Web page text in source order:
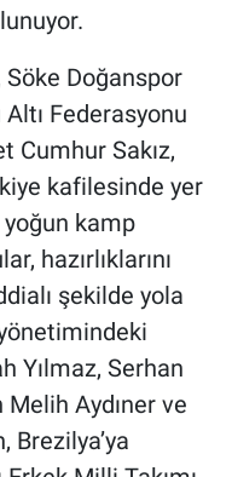
Doğanspor
Federasyonu
Cumhur Sakız,
kafilesinde yer
yoğun kamp
hazırlıklarını
şekilde yola
Yılmaz, Serhan
Melih Aydıner ve
Brezilya’ya